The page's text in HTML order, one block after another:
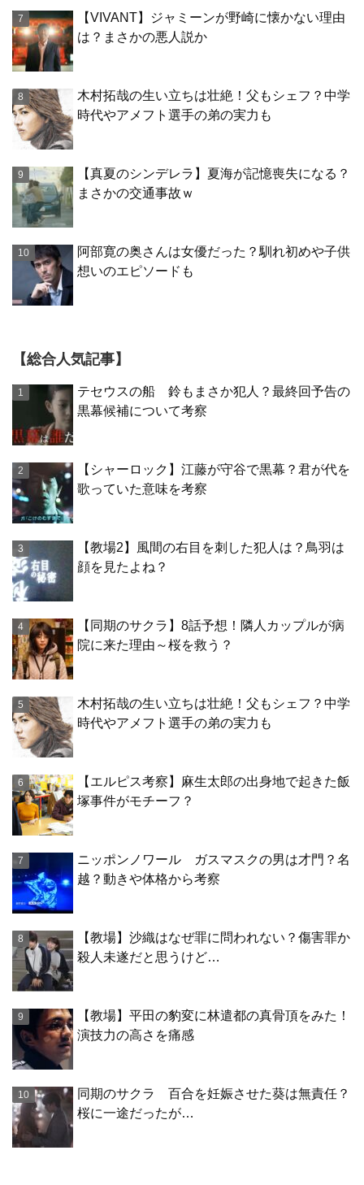
【VIVANT】ジャミーンが野崎に懐かない理由
は？まさかの悪人説か
木村拓哉の生い立ちは壮絶！父もシェフ？中学
時代やアメフト選手の弟の実力も
【真夏のシンデレラ】夏海が記憶喪失になる？
まさかの交通事故ｗ
阿部寛の奥さんは女優だった？馴れ初めや子供
想いのエピソードも
【総合人気記事】
テセウスの船 鈴もまさか犯人？最終回予告の
黒幕候補について考察
【シャーロック】江藤が守谷で黒幕？君が代を
歌っていた意味を考察
【教場2】風間の右目を刺した犯人は？鳥羽は
顔を見たよね？
【同期のサクラ】8話予想！隣人カップルが病
院に来た理由～桜を救う？
木村拓哉の生い立ちは壮絶！父もシェフ？中学
時代やアメフト選手の弟の実力も
【エルピス考察】麻生太郎の出身地で起きた飯
塚事件がモチーフ？
ニッポンノワール ガスマスクの男は才門？名
越？動きや体格から考察
【教場】沙織はなぜ罪に問われない？傷害罪か
殺人未遂だと思うけど…
【教場】平田の豹変に林遣都の真骨頂をみた！
演技力の高さを痛感
同期のサクラ 百合を妊娠させた葵は無責任？
桜に一途だったが…